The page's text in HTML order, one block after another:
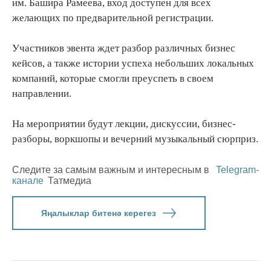
им. Башира Рамеева, вход доступен для всех
желающих по предварительной регистрации.
Участников эвента ждет разбор различных бизнес
кейсов, а также истории успеха небольших локальных
компаний, которые смогли преуспеть в своем
направлении.
На мероприятии будут лекции, дискуссии, бизнес-
разборы, воркшопы и вечерний музыкальный сюрприз.
Следите за самым важным и интересным в
Telegram-
канале Татмедиа
Яңалыклар битенә керегез